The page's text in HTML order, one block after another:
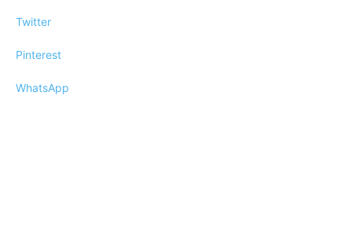
Twitter
Pinterest
WhatsApp